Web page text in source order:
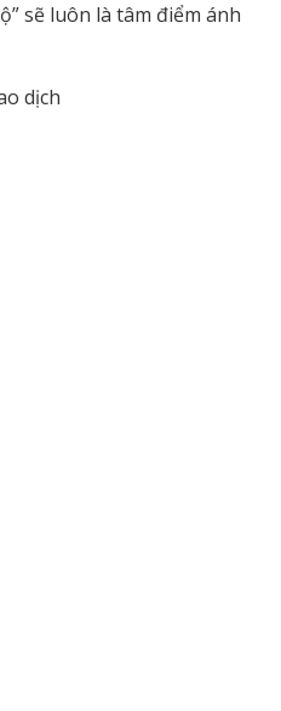
sẽ luôn là tâm điểm ánh
dịch